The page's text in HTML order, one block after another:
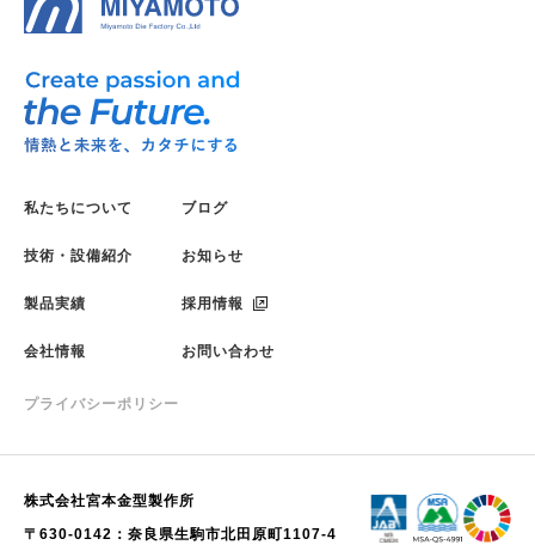
私たちについて
技術・設備紹介
製品実績
会社情報
ブログ
お知らせ
採用情報
お問い合わせ
プライバシーポリシー
株式会社宮本金型製作所
〒630-0142：奈良県生駒市北田原町1107-4